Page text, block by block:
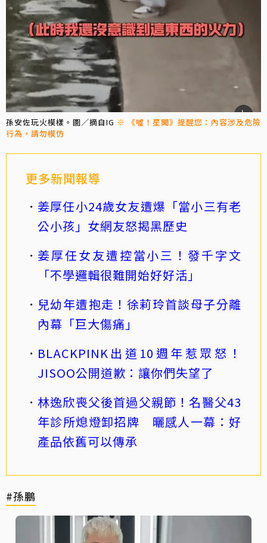
孫安佐玩火模樣。圖／摘自IG ※ 《噓！星聞》提醒您：內容涉及危險
行為，請勿模仿
更多新聞報導
姜厚任小24歲女友遭爆「當小三有老
公小孩」女網友怒揭黑歷史
姜厚任女友遭控當小三！發千字文
「不學邏輯很難開始好好活」
兒幼年遭抱走！徐莉玲首談母子分離
內幕「巨大傷痛」
BLACKPINK出道10週年惹眾怒！
JISOO公開道歉：讓你們失望了
林逸欣喪父後首過父親節！名醫父43
年診所熄燈卸招牌 曬感人一幕：好
產品依舊可以傳承
#孫鵬